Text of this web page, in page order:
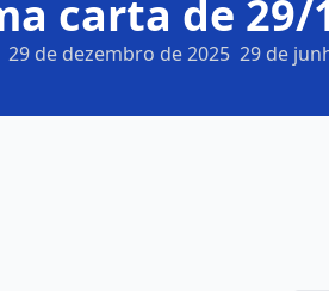
carta de 29/
29 de dezembro de 2025 29 de